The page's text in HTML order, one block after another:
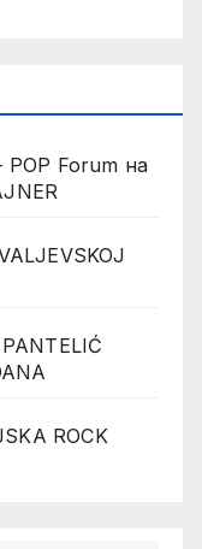
POP Forum на
ROCK